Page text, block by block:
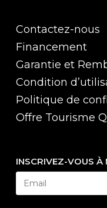
Contactez-nous
Financement
Garantie et
Condition
Politique de
Offre Tourisme
INSCRIVEZ-VOUS À